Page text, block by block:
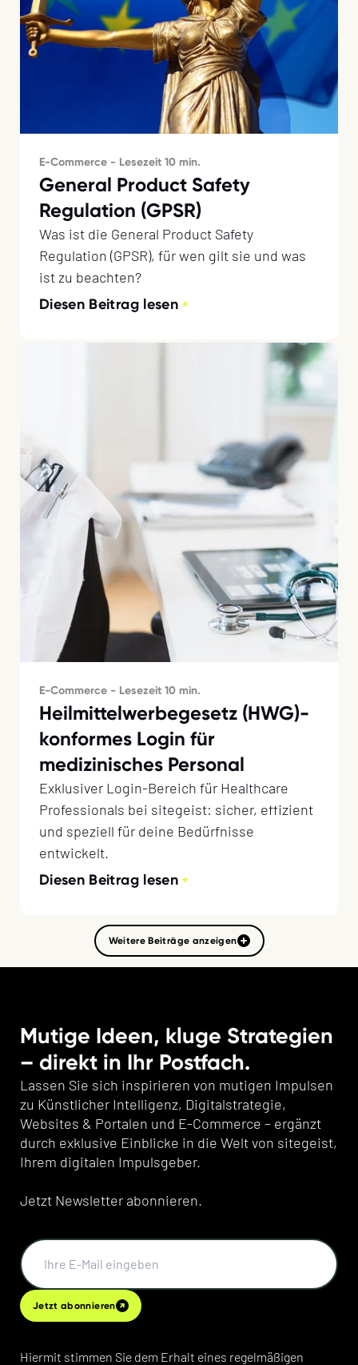
E-Commerce - Lesezeit 10 min.
General Product Safety
Regulation (GPSR)
Was ist die General Product Safety
Regulation (GPSR), für wen gilt sie und was
ist zu beachten?
Diesen Beitrag lesen
E-Commerce - Lesezeit 10 min.
Heilmittelwerbegesetz (HWG)-
konformes Login für
medizinisches Personal
Exklusiver Login-Bereich für Healthcare
Professionals bei sitegeist: sicher, effizient
und speziell für deine Bedürfnisse
entwickelt.
Diesen Beitrag lesen
Weitere Beiträge anzeigen
Mutige Ideen, kluge Strategien
– direkt in Ihr Postfach.
Lassen Sie sich inspirieren von mutigen Impulsen
zu Künstlicher Intelligenz, Digitalstrategie,
Websites & Portalen und E-Commerce – ergänzt
durch exklusive Einblicke in die Welt von sitegeist,
Ihrem digitalen Impulsgeber.
Jetzt Newsletter abonnieren.
Jetzt abonnieren
Hiermit stimmen Sie dem Erhalt eines regelmäßigen